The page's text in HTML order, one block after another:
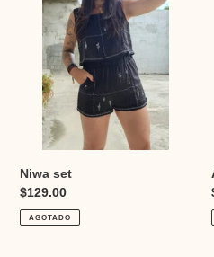
Niwa set
Precio
habitual
$129.00
AGOTADO